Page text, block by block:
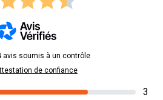
avis soumis à un contrôle
de confiance
3